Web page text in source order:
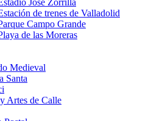
José Zorrilla
de trenes de Valladolid
Campo Grande
de las Moreras
Medieval
Santa
Artes de Calle